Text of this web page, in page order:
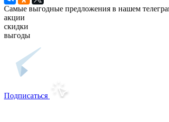
Самые выгодные предложения в нашем
акции
скидки
выгоды
Подписаться